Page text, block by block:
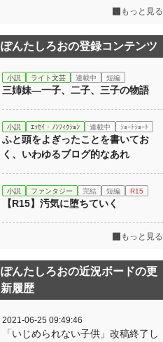
もっと見る
ぽんたしろおの登録コンテンツ
小説 ライト文芸 連載中 短編
三姉妹―一子、二子、三子の物語
小説 ｴｯｾｲ・ﾉﾝﾌｨｸｼｮﾝ 連載中 ｼｮｰﾄｼｮｰﾄ
ふと頭をよぎったことを書いてお
く、いわゆるブログ的なあれ
小説 ファンタジー 完結 短編 R15
【R15】汚気に堕ちていく
もっと見る
ぽんたしろおの近況ボードの更
新履歴
2021-06-25 09:49:46
「いじめられない子供」改稿終了し